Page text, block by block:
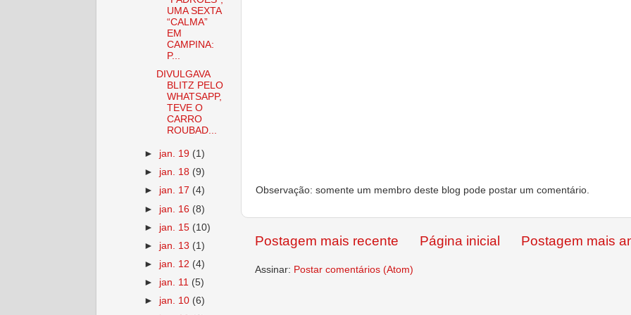
Observação: somente um membro deste blog pode postar um comentário.
Postagem mais recente Postagem mais
Página inicial
Assinar: Postar comentários (Atom)
UMA SEXTA
“CALMA”
EM
CAMPINA:
P...
DIVULGAVA
BLITZ PELO
WHATSAPP,
TEVE O
CARRO
ROUBAD...
► jan. 19 (1)
► jan. 18 (9)
► jan. 17 (4)
► jan. 16 (8)
► jan. 15 (10)
► jan. 13 (1)
► jan. 12 (4)
► jan. 11 (5)
► jan. 10 (6)